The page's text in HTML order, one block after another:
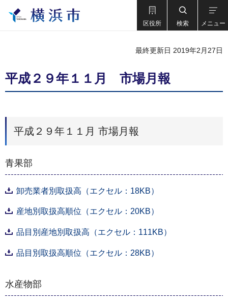
区役所 検索 メニュー
最終更新日 2019年2月27日
平成２９年１１月 市場月報
平成２９年１１月 市場月報
青果部
卸売業者別取扱高（エクセル：18KB）
産地別取扱高順位（エクセル：20KB）
品目別産地別取扱高（エクセル：111KB）
品目別取扱高順位（エクセル：28KB）
水産物部